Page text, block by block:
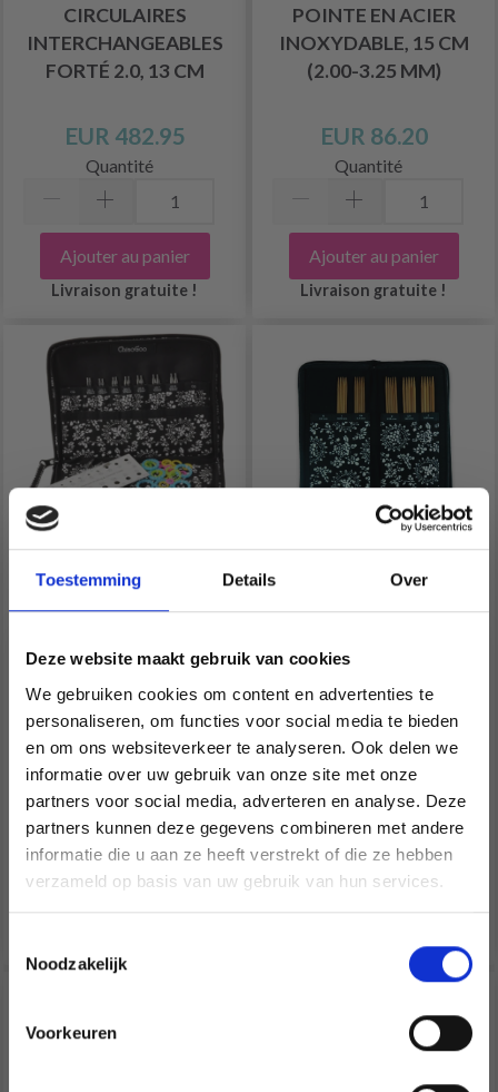
Toestemming Details Over
Deze website maakt gebruik van cookies
We gebruiken cookies om content en advertenties te
personaliseren, om functies voor social media te bieden
en om ons websiteverkeer te analyseren. Ook delen we
informatie over uw gebruik van onze site met onze
partners voor social media, adverteren en analyse. Deze
partners kunnen deze gegevens combineren met andere
informatie die u aan ze heeft verstrekt of die ze hebben
verzameld op basis van uw gebruik van hun services.
Noodzakelijk
Voorkeuren
CIRCULAIRES
INTERCHANGEABLES
FORTÉ 2.0, 13 CM
EUR 482.95
Quantité
Ajouter au panier
Livraison gratuite !
POINTE EN ACIER
INOXYDABLE, 15 CM
(2.00-3.25 MM)
EUR 86.20
Quantité
Ajouter au panier
Livraison gratuite !
CHIAOGOO COFFRET
CIRCULAIRES
INTERCHANGEABLES
SPIN BAMBOU
COMPLETE 10 CM
EUR 238.15
Quantité
CHIAOGOO SET
POINTES BAMBOU
PATINA, 15 CM
EUR 68.30
Quantité
Économisez jusqu'à 50 %
Soyez le premier à connaître nos soldes et